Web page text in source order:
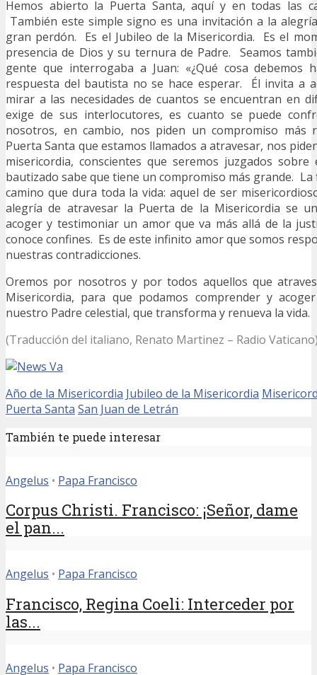
Hemos abierto la Puerta Santa, aquí y en todas las
También este simple signo es una invitación a la
gran perdón. Es el Jubileo de la Misericordia. Es el
presencia de Dios y su ternura de Padre. Seamos
gente que interrogaba a Juan: «¿Qué cosa debemos
respuesta del bautista no se hace esperar. Él invita a
mirar a las necesidades de cuantos se encuentran en
exige de sus interlocutores, es cuanto se puede
nosotros, en cambio, nos piden un compromiso más
Puerta Santa que estamos llamados a atravesar, nos
misericordia, conscientes que seremos juzgados
bautizado sabe que tiene un compromiso más grande. La
camino que dura toda la vida: aquel de ser
alegría de atravesar la Puerta de la Misericordia se
acoger y testimoniar un amor que va más allá de la
conoce confines. Es de este infinito amor que somos
nuestras contradicciones.
Oremos por nosotros y por todos aquellos que
Misericordia, para que podamos comprender y
nuestro Padre celestial, que transforma y renueva la vida.
(Traducción del italiano, Renato Martinez – Radio
Año de la Misericordia Jubileo de la Misericordia
Puerta Santa San Juan de Letrán
También te puede interesar
Angelus • Papa Francisco
Corpus Christi. Francisco: ¡Señor, dame
el pan...
Angelus • Papa Francisco
Francisco, Regina Coeli: Interceder por
las...
Angelus • Papa Francisco